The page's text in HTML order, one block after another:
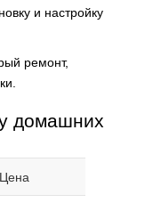
и настройку
ремонт,
домашних
Цена